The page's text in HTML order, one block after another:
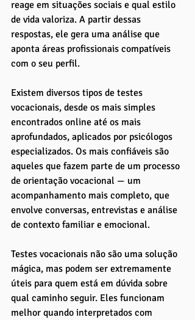
reage em situações sociais e qual estilo
de vida valoriza. A partir dessas
respostas, ele gera uma análise que
aponta áreas profissionais compatíveis
com o seu perfil.
Existem diversos tipos de testes
vocacionais, desde os mais simples
encontrados online até os mais
aprofundados, aplicados por psicólogos
especializados. Os mais confiáveis são
aqueles que fazem parte de um processo
de orientação vocacional — um
acompanhamento mais completo, que
envolve conversas, entrevistas e análise
de contexto familiar e emocional.
Testes vocacionais não são uma solução
mágica, mas podem ser extremamente
úteis para quem está em dúvida sobre
qual caminho seguir. Eles funcionam
melhor quando interpretados com